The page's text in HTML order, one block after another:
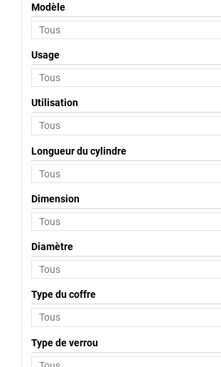
Modèle
Usage
Utilisation
Longueur du cylindre
Dimension
Diamètre
Type du coffre
Type de verrou